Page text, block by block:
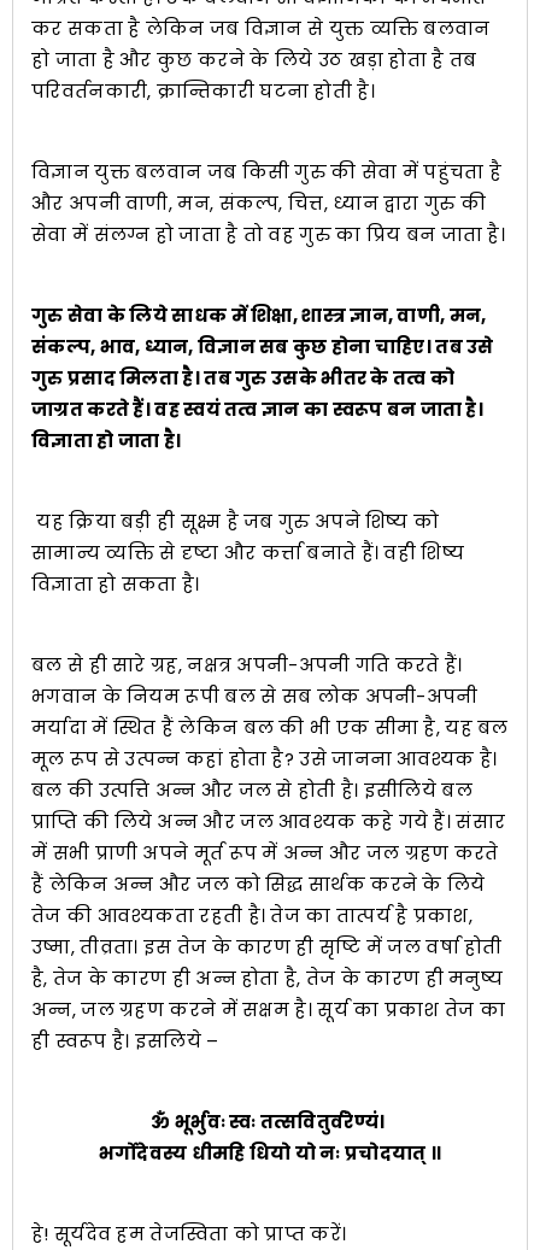
कर सकता है लेकिन जब विज्ञान से युक्त व्यक्ति बलवान
हो जाता है और कुछ करने के लिये उठ खड़ा होता है तब
परिवर्तनकारी, क्रान्तिकारी घटना होती है।
विज्ञान युक्त बलवान जब किसी गुरु की सेवा में पहुंचता है
और अपनी वाणी, मन, संकल्प, चित्त, ध्यान द्वारा गुरु की
सेवा में संलग्न हो जाता है तो वह गुरु का प्रिय बन जाता है।
गुरु सेवा के लिये साधक में शिक्षा, शास्त्र ज्ञान, वाणी, मन,
संकल्प, भाव, ध्यान, विज्ञान सब कुछ होना चाहिए। तब उसे
गुरु प्रसाद मिलता है। तब गुरु उसके भीतर के तत्व को
जाग्रत करते हैं। वह स्वयं तत्व ज्ञान का स्वरूप बन जाता है।
विज्ञाता हो जाता है।
यह क्रिया बड़ी ही सूक्ष्म है जब गुरु अपने शिष्य को
सामान्य व्यक्ति से दृष्टा और कर्त्ता बनाते हैं। वही शिष्य
विज्ञाता हो सकता है।
बल से ही सारे ग्रह, नक्षत्र अपनी-अपनी गति करते हैं।
भगवान के नियम रूपी बल से सब लोक अपनी-अपनी
मर्यादा में स्थित हैं लेकिन बल की भी एक सीमा है, यह बल
मूल रूप से उत्पन्न कहां होता है? उसे जानना आवश्यक है।
बल की उत्पत्ति अन्न और जल से होती है। इसीलिये बल
प्राप्ति की लिये अन्न और जल आवश्यक कहे गये हैं। संसार
में सभी प्राणी अपने मूर्त रूप में अन्न और जल ग्रहण करते
हैं लेकिन अन्न और जल को सिद्ध सार्थक करने के लिये
तेज की आवश्यकता रहती है। तेज का तात्पर्य है प्रकाश,
उष्मा, तीव्रता। इस तेज के कारण ही सृष्टि में जल वर्षा होती
है, तेज के कारण ही अन्न होता है, तेज के कारण ही मनुष्य
अन्न, जल ग्रहण करने में सक्षम है। सूर्य का प्रकाश तेज का
ही स्वरूप है। इसलिये –
ॐ भूर्भुवः स्वः तत्सवितुर्वरेण्यं।
भर्गोदेवस्य धीमहि धियो यो नः प्रचोदयात् ॥
हे! सूर्यदेव हम तेजस्विता को प्राप्त करें।